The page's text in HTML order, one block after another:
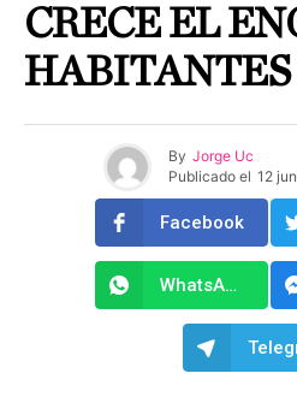
CRECE EL
HABITANTES
By Jorge Uc
Publicado el 12
Facebook
WhatsApp